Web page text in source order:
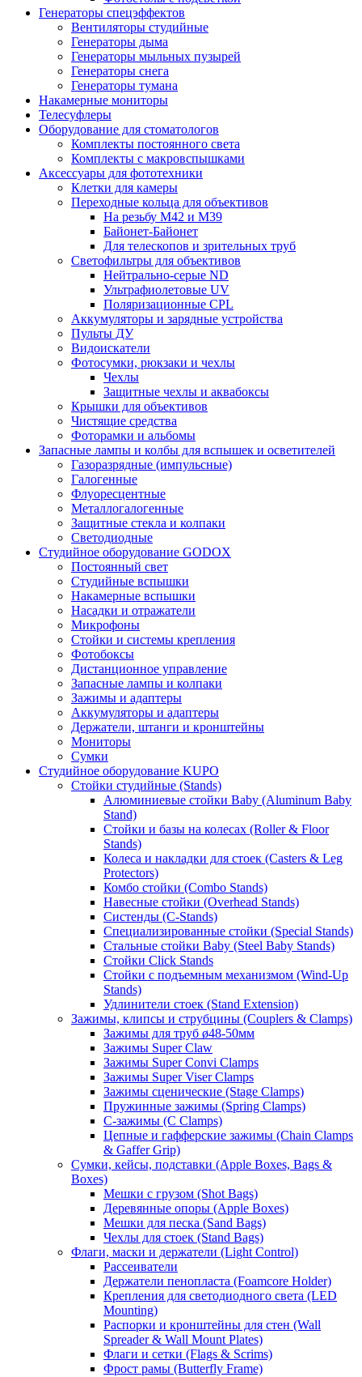
Генераторы спецэффектов
Вентиляторы студийные
Генераторы дыма
Генераторы мыльных пузырей
Генераторы снега
Генераторы тумана
Накамерные мониторы
Телесуфлеры
Оборудование для стоматологов
Комплекты постоянного света
Комплекты с макровспышками
Аксессуары для фототехники
Клетки для камеры
Переходные кольца для объективов
На резьбу М42 и М39
Байонет-Байонет
Для телескопов и зрительных труб
Светофильтры для объективов
Нейтрально-серые ND
Ультрафиолетовые UV
Поляризационные CPL
Аккумуляторы и зарядные устройства
Пульты ДУ
Видоискатели
Фотосумки, рюкзаки и чехлы
Чехлы
Защитные чехлы и аквабоксы
Крышки для объективов
Чистящие средства
Фоторамки и альбомы
Запасные лампы и колбы для вспышек и осветителей
Газоразрядные (импульсные)
Галогенные
Флуоресцентные
Металлогалогенные
Защитные стекла и колпаки
Светодиодные
Студийное оборудование GODOX
Постоянный свет
Студийные вспышки
Накамерные вспышки
Насадки и отражатели
Микрофоны
Стойки и системы крепления
Фотобоксы
Дистанционное управление
Запасные лампы и колпаки
Зажимы и адаптеры
Аккумуляторы и адаптеры
Держатели, штанги и кронштейны
Мониторы
Сумки
Студийное оборудование KUPO
Стойки студийные (Stands)
Алюминиевые стойки Baby (Aluminum Baby
Stand)
Стойки и базы на колесах (Roller & Floor
Stands)
Колеса и накладки для стоек (Casters & Leg
Protectors)
Комбо стойки (Combo Stands)
Навесные стойки (Overhead Stands)
Систенды (C-Stands)
Специализированные стойки (Special Stands)
Стальные стойки Baby (Steel Baby Stands)
Стойки Click Stands
Стойки с подъемным механизмом (Wind-Up
Stands)
Удлинители стоек (Stand Extension)
Зажимы, клипсы и струбцины (Couplers & Clamps)
Зажимы для труб ø48-50мм
Зажимы Super Claw
Зажимы Super Convi Clamps
Зажимы Super Viser Clamps
Зажимы сценические (Stage Clamps)
Пружинные зажимы (Spring Clamps)
С-зажимы (C Clamps)
Цепные и гафферские зажимы (Chain Clamps
& Gaffer Grip)
Сумки, кейсы, подставки (Apple Boxes, Bags &
Boxes)
Мешки с грузом (Shot Bags)
Деревянные опоры (Apple Boxes)
Мешки для песка (Sand Bags)
Чехлы для стоек (Stand Bags)
Флаги, маски и держатели (Light Control)
Рассеиватели
Держатели пенопласта (Foamcore Holder)
Крепления для светодиодного света (LED
Mounting)
Распорки и кронштейны для стен (Wall
Spreader & Wall Mount Plates)
Флаги и сетки (Flags & Scrims)
Фрост рамы (Butterfly Frame)